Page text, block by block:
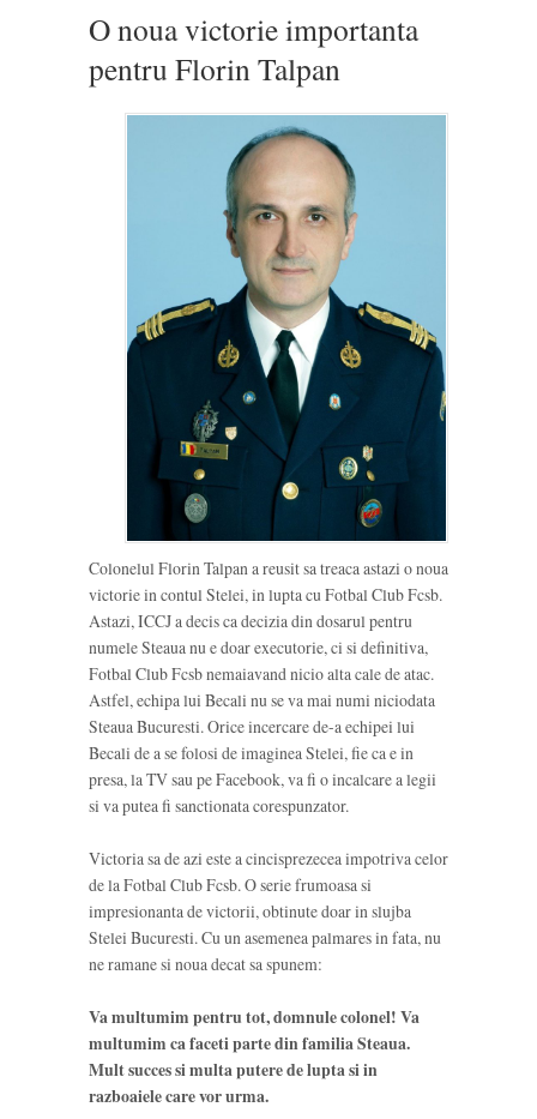
O noua victorie importanta
pentru Florin Talpan
Colonelul Florin Talpan a reusit sa treaca astazi o noua
victorie in contul Stelei, in lupta cu Fotbal Club Fcsb.
Astazi, ICCJ a decis ca decizia din dosarul pentru
numele Steaua nu e doar executorie, ci si definitiva,
Fotbal Club Fcsb nemaiavand nicio alta cale de atac.
Astfel, echipa lui Becali nu se va mai numi niciodata
Steaua Bucuresti. Orice incercare de-a echipei lui
Becali de a se folosi de imaginea Stelei, fie ca e in
presa, la TV sau pe Facebook, va fi o incalcare a legii
si va putea fi sanctionata corespunzator.
Victoria sa de azi este a cincisprezecea impotriva celor
de la Fotbal Club Fcsb. O serie frumoasa si
impresionanta de victorii, obtinute doar in slujba
Stelei Bucuresti. Cu un asemenea palmares in fata, nu
ne ramane si noua decat sa spunem:
Va multumim pentru tot, domnule colonel! Va
multumim ca faceti parte din familia Steaua.
Mult succes si multa putere de lupta si in
razboaiele care vor urma.